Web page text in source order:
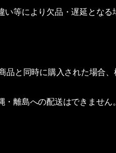
等により欠品・遅延となる
と同時に購入された場合、
離島への配送はできません。